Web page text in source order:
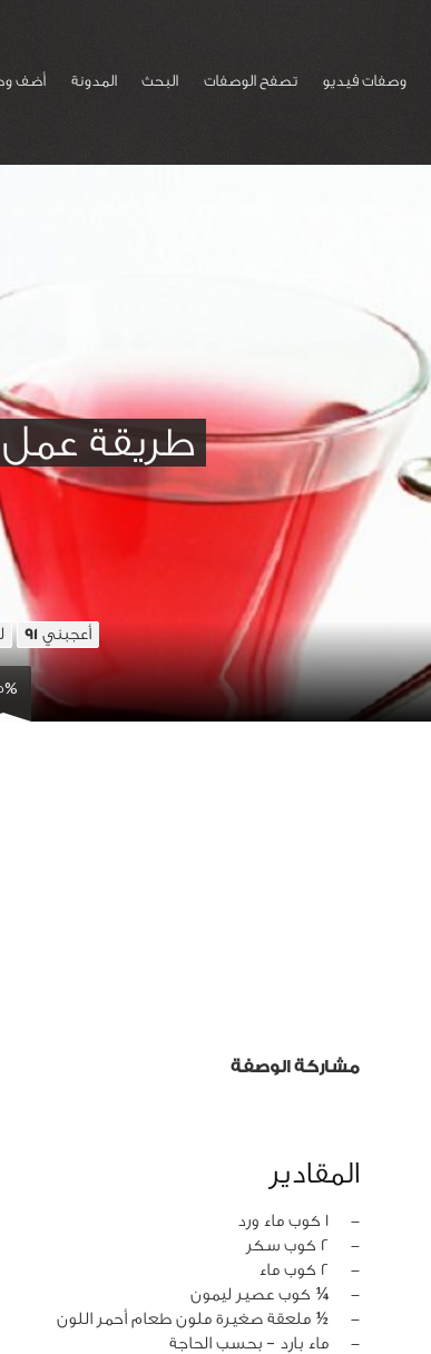
وصفات فيديو تصفح الوصفات البحث المدونة أضف
طريقة عمل
أعجبني 91
مشاركة الوصفة
المقادير
‏-
1 كوب ماء ورد
‏-
2 كوب سكر
‏-
2 كوب ماء
‏-
¼ كوب عصير ليمون
‏-
½ ملعقة صغيرة ملون طعام أحمر اللون
‏-
ماء بارد – بحسب الحاجة